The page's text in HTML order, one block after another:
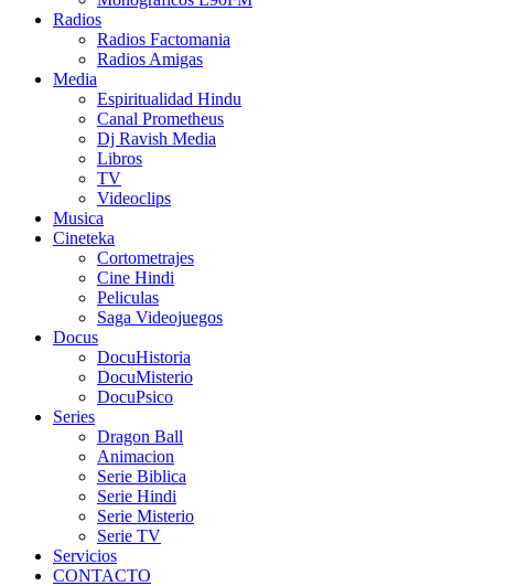
Radios
Radios Factomania
Radios Amigas
Media
Espiritualidad Hindu
Canal Prometheus
Dj Ravish Media
Libros
TV
Videoclips
Musica
Cineteka
Cortometrajes
Cine Hindi
Peliculas
Saga Videojuegos
Docus
DocuHistoria
DocuMisterio
DocuPsico
Series
Dragon Ball
Animacion
Serie Biblica
Serie Hindi
Serie Misterio
Serie TV
Servicios
CONTACTO